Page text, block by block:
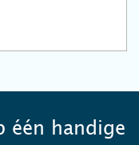
één handige